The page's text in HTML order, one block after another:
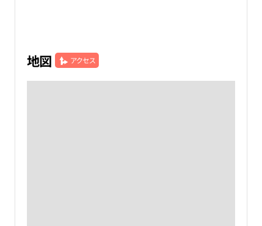
地図 アクセス